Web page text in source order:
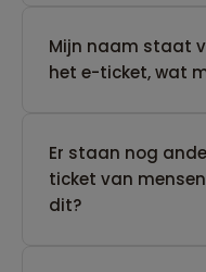
Mijn naam staat
het e-ticket, wat
Er staan nog
ticket van
dit?